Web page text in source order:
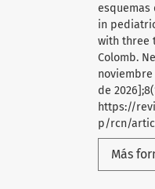
esquemas
in
with three
Colomb.
de
https://
p/rcn/
Más